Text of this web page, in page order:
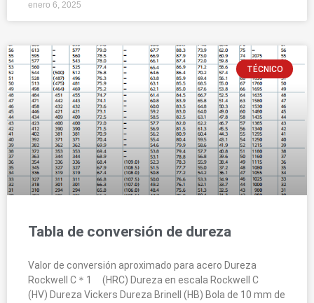
enero 6, 2025
TÉCNICO
Tabla de conversión de dureza
Valor de conversión aproximado para acero Dureza
Rockwell C＊1 (HRC) Dureza en escala Rockwell C
(HV) Dureza Vickers Dureza Brinell (HB) Bola de 10 mm de